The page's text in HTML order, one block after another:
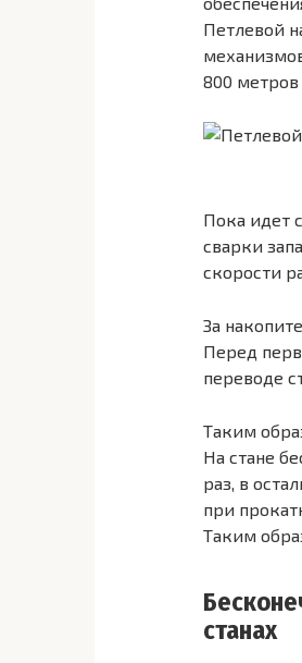
Петлевой
800 метров
Пока идет
сварки
скорости
За
Перед
переводе
Таким
На стане
раз, в
при
Таким
станах